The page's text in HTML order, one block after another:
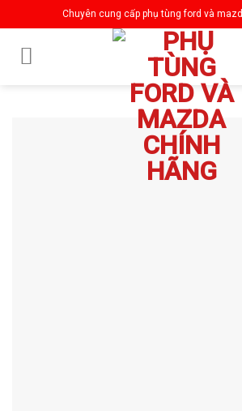
to
content
Chuyên cung cấp phụ tùng ford và